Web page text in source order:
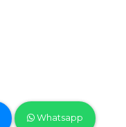
Whatsapp